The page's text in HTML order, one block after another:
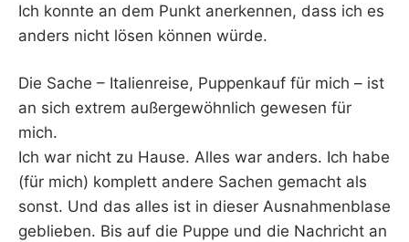
Ich konnte an dem Punkt anerkennen, dass ich es
anders nicht lösen können würde.
Die Sache – Italienreise, Puppenkauf für mich – ist
an sich extrem außergewöhnlich gewesen für
mich.
Ich war nicht zu Hause. Alles war anders. Ich habe
(für mich) komplett andere Sachen gemacht als
sonst. Und das alles ist in dieser Ausnahmenblase
geblieben. Bis auf die Puppe und die Nachricht an